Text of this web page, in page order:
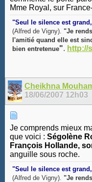
Mme Royal, sur
"Seul le silence est
(Alfred de Vigny). "Je
l'amitié quand elle est
bien entretenue". http://
Cheikhna
18/06/2007 12h03
Je comprends mieux
que voici : Ségolène
François Hollande,
anguille sous roche.
"Seul le silence est
(Alfred de Vigny). "Je